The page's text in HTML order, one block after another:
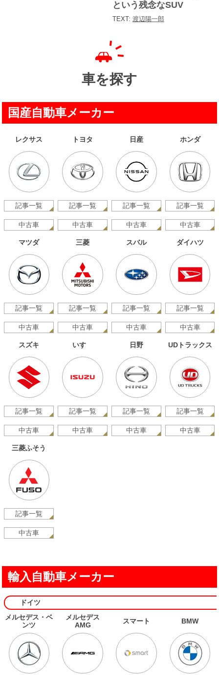
という残念なSUV
TEXT: 渡辺陽一郎
車を探す
国産自動車メーカー
レクサス
記事一覧
中古車
トヨタ
記事一覧
中古車
日産
記事一覧
中古車
ホンダ
記事一覧
中古車
マツダ
記事一覧
中古車
三菱
記事一覧
中古車
スバル
記事一覧
中古車
ダイハツ
記事一覧
中古車
スズキ
記事一覧
中古車
いすゞ
記事一覧
中古車
日野
記事一覧
中古車
UDトラックス
記事一覧
中古車
三菱ふそう
記事一覧
中古車
輸入自動車メーカー
ドイツ
メルセデス・ベ
ンツ
メルセデス
AMG
スマート BMW